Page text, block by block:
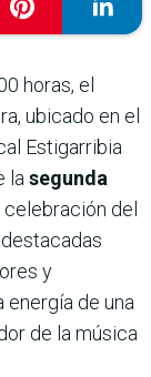
horas, el
ubicado en el
Estigarribia
la segunda
celebración del
y
energía de una
de la música